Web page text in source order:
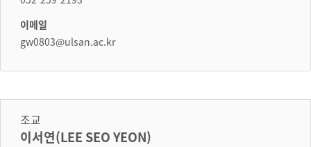
이메일
gw0803@ulsan.ac.kr
조교
이서연(LEE SEO YEON)